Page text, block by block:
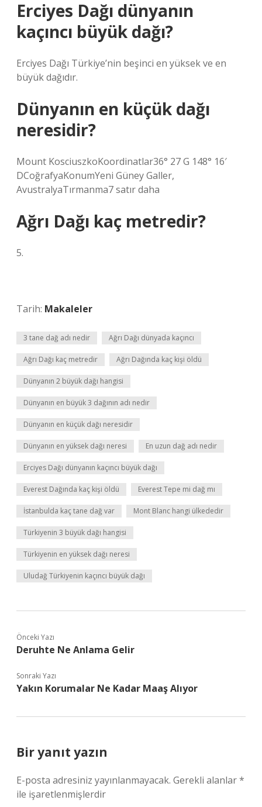
Erciyes Dağı dünyanın
kaçıncı büyük dağı?
Erciyes Dağı Türkiye’nin beşinci en yüksek ve en
büyük dağıdır.
Dünyanın en küçük dağı
neresidir?
Mount KosciuszkoKoordinatlar36° 27 G 148° 16′
DCoğrafyaKonumYeni Güney Galler,
AvustralyaTırmanma7 satır daha
Ağrı Dağı kaç metredir?
5.
Tarih: Makaleler
3 tane dağ adı nedir Ağrı Dağı dünyada kaçıncı
Ağrı Dağı kaç metredir Ağrı Dağında kaç kişi öldü
Dünyanın 2 büyük dağı hangisi
Dünyanın en büyük 3 dağının adı nedir
Dünyanın en küçük dağı neresidir
Dünyanın en yüksek dağı neresi En uzun dağ adı nedir
Erciyes Dağı dünyanın kaçıncı büyük dağı
Everest Dağında kaç kişi öldü Everest Tepe mi dağ mı
İstanbulda kaç tane dağ var Mont Blanc hangi ülkededir
Türkiyenin 3 büyük dağı hangisi
Türkiyenin en yüksek dağı neresi
Uludağ Türkiyenin kaçıncı büyük dağı
Önceki Yazı
Deruhte Ne Anlama Gelir
Sonraki Yazı
Yakın Korumalar Ne Kadar Maaş Alıyor
Bir yanıt yazın
E-posta adresiniz yayınlanmayacak. Gerekli alanlar*
ile işaretlenmişlerdir